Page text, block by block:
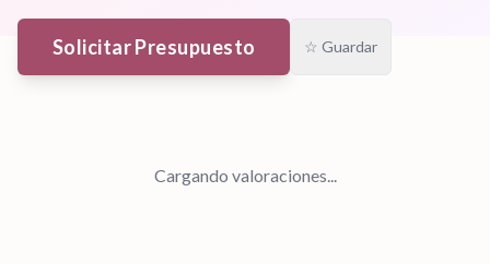
Solicitar Presupuesto ☆ Guardar
Cargando valoraciones...